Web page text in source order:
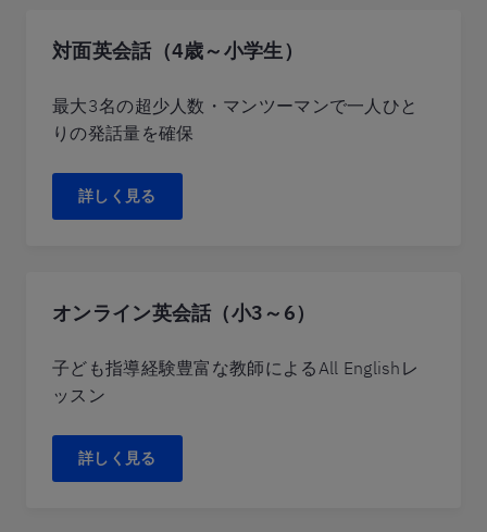
対面英会話（4歳～小学生）
最大3名の超少人数・マンツーマンで一人ひと
りの発話量を確保
詳しく見る
オンライン英会話（小3～6）
子ども指導経験豊富な教師によるAll Englishレ
ッスン
詳しく見る